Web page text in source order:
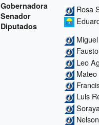
Gobernadora
Senador
Diputados
Rosa
Leo
Luis